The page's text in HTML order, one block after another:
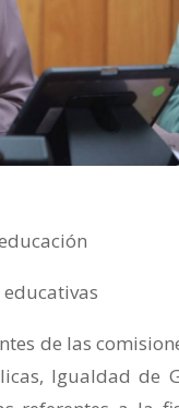
de las
Igualdad de